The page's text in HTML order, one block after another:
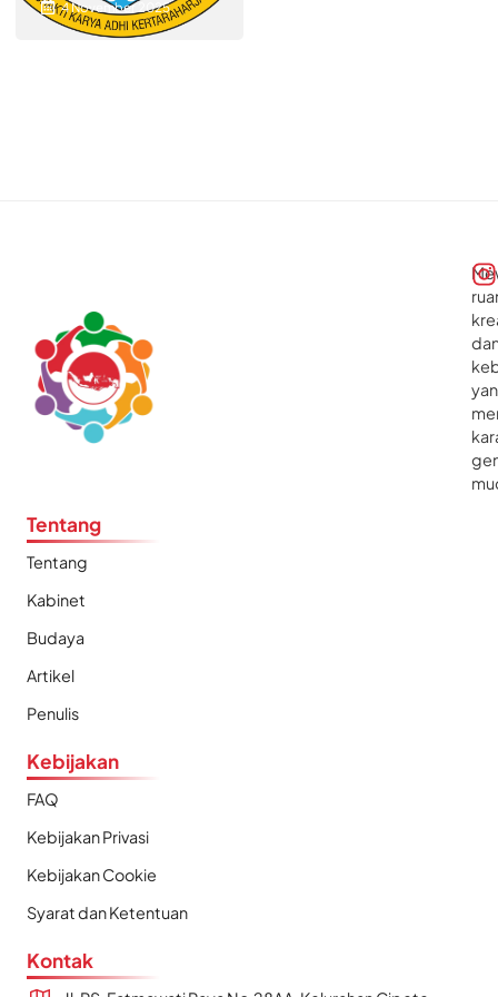
dan Filosofi
4 November 2025
Tentang
Tentang
Kabinet
Budaya
Artikel
Penulis
Kebijakan
FAQ
Kebijakan Privasi
Kebijakan Cookie
Syarat dan Ketentuan
Kontak